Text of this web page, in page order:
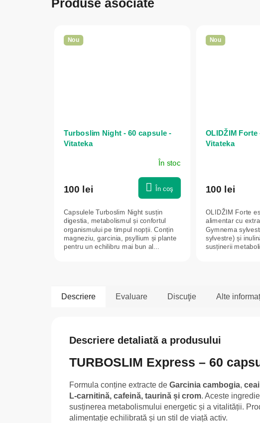
Produse asociate
Nou
Turboslim Night - 60 capsule -
Vitateka
În stoc
100 lei În coş
Capsulele Turboslim Night susțin
digestia, metabolismul și confortul
organismului pe timpul nopții. Conțin
magneziu, garcinia, psyllium și plante
pentru un echilibru mai bun al...
Nou
OLIDŽIM
Vitateka
100 lei
OLIDŽIM Forte
alimentar cu
Gymnema
sylvestre) și
susținerii
Descriere Evaluare Discuţie Alte
Descriere detaliată a produsului
TURBOSLIM Express – 60
Formula conține extracte de Garcinia cambogia,
L-carnitină, cafeină, taurină și crom. Aceste
susținerea metabolismului energetic și a vitalității.
alimentație echilibrată și un stil de viață activ.